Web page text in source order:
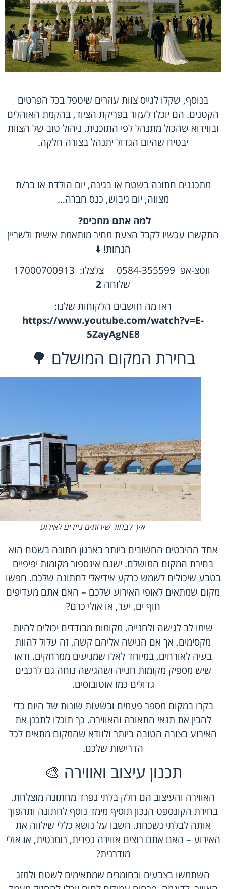
בנוסף, שקלו לגייס צוות עוזרים שיטפל בכל הפרטים
הקטנים. הם יוכלו לעזור בפריקת הציוד, בהקמת האוהלים
ובווידוא שהכול מתנהל לפי התוכנית. ניהול טוב של הצוות
יבטיח שהיום הגדול יתנהל בצורה חלקה.
מתכננים חתונה בשטח או בגינה, יום הולדת או בר/ת
מצווה, יום גיבוש, כנס חברה…
למה אתם מחכים?
התקשרו עכשיו לקבל הצעת מחיר מותאמת אישית ולשריין
הנחות! ⬇️
ווטצ-אפ
17000700913
שלוחה 2
ראו מה חושבים הלקוחות שלנו:
https://www.youtube.com/watch?v=E-
5ZayAgNE8
בחירת המקום המושלם 🌳
איך לבחור שירותים ניידים לאירוע
אחד ההיבטים החשובים ביותר בארגון חתונה בשטח הוא
בחירת המקום המושלם. ישנם אינספור מקומות יפיפיים
בטבע שיכולים לשמש כרקע אידיאלי לחתונה שלכם. חפשו
מקום שמתאים לאופי האירוע שלכם – האם אתם מעדיפים
חוף ים, יער, או אולי כרם?
שימו לב לגישה ולחנייה. מקומות מבודדים יכולים להיות
מקסימים, אך אם הגישה אליהם קשה, זה עלול להוות
בעיה לאורחים, במיוחד לאלו שמגיעים ממרחקים. ודאו
שיש מספיק מקומות חנייה ושהגישה נוחה גם לרכבים
גדולים כמו אוטובוסים.
בקרו במקום מספר פעמים ובשעות שונות של היום כדי
להבין את תנאי התאורה והאווירה. כך תוכלו לתכנן את
האירוע בצורה הטובה ביותר ולוודא שהמקום מתאים לכל
הדרישות שלכם.
תכנון עיצוב ואווירה 🎨
האווירה והעיצוב הם חלק בלתי נפרד מחתונה מוצלחת.
בחירת הקונספט הנכון תוסיף מימד נוסף לחתונה ותהפוך
אותה לבלתי נשכחת. חשבו על נושא כללי שילווה את
האירוע – האם אתם רוצים אווירה כפרית, רומנטית, או אולי
מודרנית?
השתמשו בצבעים ובחומרים שמתאימים לשטח ולמזג